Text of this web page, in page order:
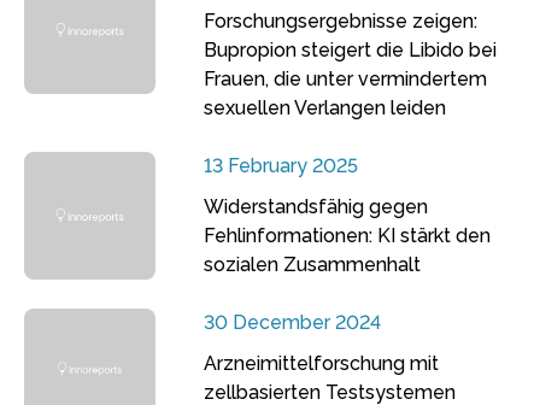
Forschungsergebnisse zeigen:
Bupropion steigert die Libido bei
Frauen, die unter vermindertem
sexuellen Verlangen leiden
13 February 2025
Widerstandsfähig gegen
Fehlinformationen: KI stärkt den
sozialen Zusammenhalt
30 December 2024
Arzneimittelforschung mit
zellbasierten Testsystemen